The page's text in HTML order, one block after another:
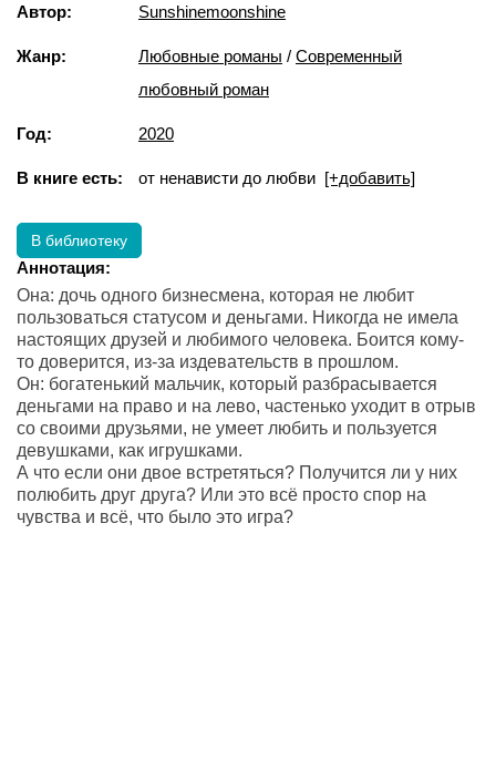
Автор: Sunshinemoonshine
Жанр: Любовные романы / Современный
любовный роман
Год: 2020
В книге есть: от ненависти до любви [+добавить]
В библиотеку
Аннотация:
Она: дочь одного бизнесмена, которая не любит
пользоваться статусом и деньгами. Никогда не имела
настоящих друзей и любимого человека. Боится кому-
то доверится, из-за издевательств в прошлом.
Он: богатенький мальчик, который разбрасывается
деньгами на право и на лево, частенько уходит в отрыв
со своими друзьями, не умеет любить и пользуется
девушками, как игрушками.
А что если они двое встретяться? Получится ли у них
полюбить друг друга? Или это всё просто спор на
чувства и всё, что было это игра?